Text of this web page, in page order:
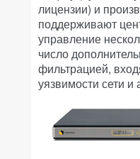
лицензии) и
поддерживают
управление
число
фильтрацией,
уязвимости сети